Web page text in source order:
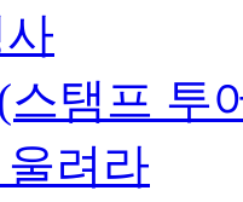
스탬프 투
려라